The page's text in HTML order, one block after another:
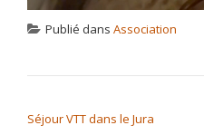
Publié dans Association
Séjour VTT dans le Jura